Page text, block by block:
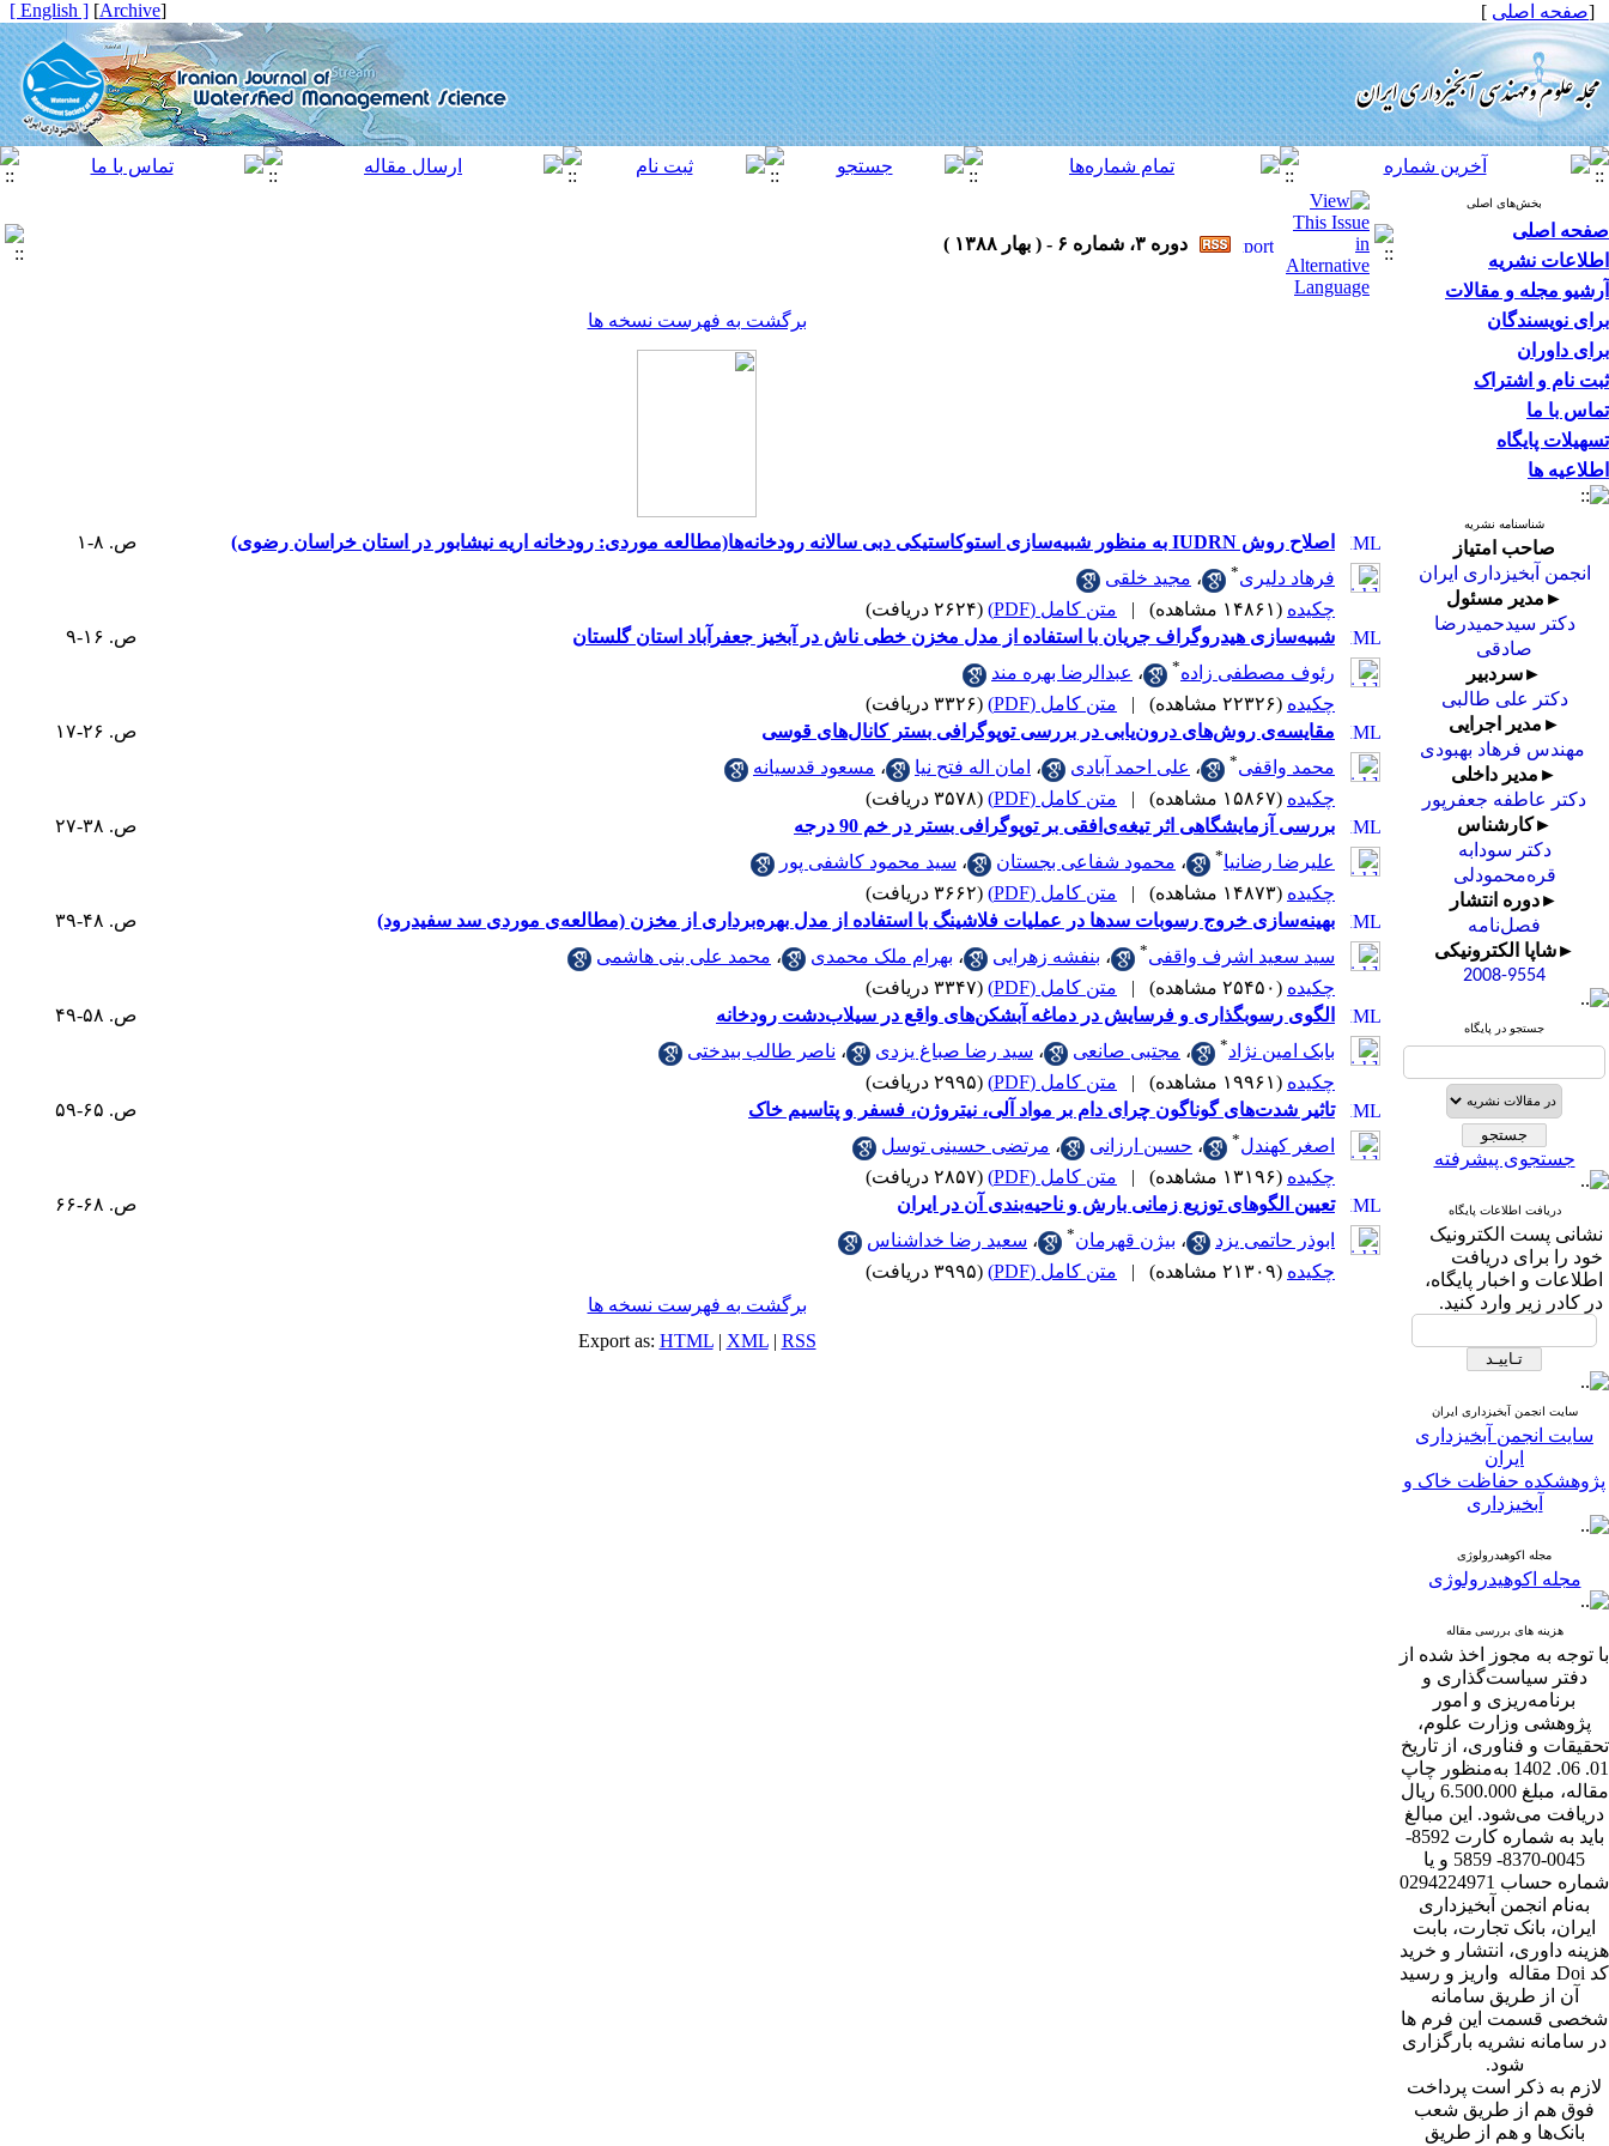
[صفحه اصلی ]
[
Archive
]
[ English ]
بخش‌های اصلی
صفحه اصلی
اطلاعات نشریه
آرشیو مجله و مقالات
برای نویسندگان
برای داوران
ثبت نام و اشتراک
تماس با ما
تسهیلات پایگاه
اطلاعیه ها
شناسنامه نشریه
صاحب امتیاز
انجمن آبخیزداری ایران
►مدیر مسئول
دکتر سیدحمیدرضا
صادقی
►سردبیر
دکتر علی طالبی
►مدیر اجرایی
مهندس فرهاد بهبودی
►مدیر داخلی
دکتر عاطفه جعفرپور
►کارشناس
دکتر سودابه
قره‌محمودلی
►دوره انتشار
فصل‌نامه
►شاپا الکترونیکی
2008-9554
جستجو در پایگاه
جستجوی پیشرفته
دریافت اطلاعات پایگاه
نشانی پست الکترونیک
خود را برای دریافت
اطلاعات و اخبار پایگاه،
در کادر زیر وارد کنید.
سایت انجمن آبخیزداری ایران
سایت انجمن آبخیزداری
ایران
پژوهشکده حفاظت خاک و
آبخیزداری
مجله اکوهیدرولوژی
مجله اکوهیدرولوژی
هزینه های بررسی مقاله
با توجه به مجوز اخذ شده از
دفتر سیاست‌گذاری و
برنامه‌ریزی و امور
پژوهشی وزارت علوم،
تحقیقات و فناوری، از تاریخ
01. 06. 1402 به‌منظور چاپ
مقاله، مبلغ 6.500.000 ریال
دریافت می‌شود. این مبالغ
باید به شماره کارت 8592-
0045-8370- 5859 و یا
شماره حساب 0294224971
به‌نام انجمن آبخیزداری
ایران، بانک تجارت، بابت
هزینه داوری، انتشار و خرید
کد Doi مقاله واریز و رسید
آن از طریق سامانه
شخصی قسمت این فرم ها
در سامانه نشریه بارگزاری
شود.
لازم به ذکر است پرداخت
فوق هم از طریق شعب
بانک‌‌ها و هم از طریق
دوره ۳، شماره ۶ - ( بهار ۱۳۸۸ )
برگشت به فهرست نسخه ها
اصلاح روش IUDRN به منظور شبیه‌سازی استوکاستیکی دبی سالانه رودخانه‌ها(مطالعه موردی: رودخانه اریه نیشابور در استان خراسان رضوی)
ص. ۸-۱
فرهاد دلیری* ، مجید خلقی
چکیده (۱۴۸۶۱ مشاهده) | متن کامل (PDF)
(۲۶۲۴ دریافت)
شبیه‌سازی هیدروگراف جریان با استفاده از مدل مخزن خطی ناش در آبخیز جعفرآباد استان گلستان
ص. ۱۶-۹
رئوف مصطفی زاده* ، عبدالرضا بهره مند
چکیده (۲۲۳۲۶ مشاهده) | متن کامل (PDF)
(۳۳۲۶ دریافت)
مقایسه‌ی روش‌های درون‌یابی در بررسی توپوگرافی بستر کانال‌های قوسی
ص. ۲۶-۱۷
محمد واقفی* ، علی احمد آبادی ، امان اله فتح نیا ، مسعود قدسیانه
چکیده (۱۵۸۶۷ مشاهده) | متن کامل (PDF)
(۳۵۷۸ دریافت)
بررسی آزمایشگاهی اثر تیغه‌ی‌افقی بر توپوگرافی بستر در خم 90 درجه
ص. ۳۸-۲۷
علیرضا رضانیا* ، محمود شفاعی بجستان ، سید محمود کاشفی پور
چکیده (۱۴۸۷۳ مشاهده) | متن کامل (PDF)
(۳۶۶۲ دریافت)
بهینه‌سازی خروج رسوبات سدها در عملیات فلاشینگ با استفاده از مدل بهره‌برداری از مخزن (مطالعه‌ی موردی سد سفید‌رود)
ص. ۴۸-۳۹
سید سعید اشرف واقفی* ، بنفشه زهرایی ، بهرام ملک محمدی ، محمد علی بنی هاشمی
چکیده (۲۵۴۵۰ مشاهده) | متن کامل (PDF)
(۳۳۴۷ دریافت)
الگوی رسوبگذاری و فرسایش در دماغه آبشکن‌های واقع در سیلاب‌دشت رودخانه
ص. ۵۸-۴۹
بابک امین نژاد* ، مجتبی صانعی ، سید رضا صباغ یزدی ، ناصر طالب بیدختی
چکیده (۱۹۹۶۱ مشاهده) | متن کامل (PDF)
(۲۹۹۵ دریافت)
تاثیر شدت‌های گوناگون چرای دام بر مواد آلی، نیتروژن، فسفر و پتاسیم خاک
ص. ۶۵-۵۹
اصغر کهندل* ، حسین ارزانی ، مرتضی حسینی توسل
چکیده (۱۳۱۹۶ مشاهده) | متن کامل (PDF)
(۲۸۵۷ دریافت)
تعیین الگوهای توزیع زمانی بارش و ناحیه‌بندی آن در ایران
ص. ۶۸-۶۶
ابوذر حاتمی یزد
، بیژن قهرمان* ، سعید رضا خداشناس
چکیده (۲۱۳۰۹ مشاهده) | متن کامل (PDF)
(۳۹۹۵ دریافت)
برگشت به فهرست نسخه ها
Export as: HTML| XML| RSS